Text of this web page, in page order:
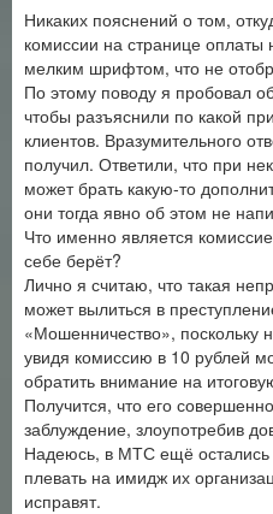
Никаких пояснений о том,
комиссии на странице оплаты
мелким шрифтом, что не
По этому поводу я пробовал
чтобы разъяснили по какой
клиентов. Вразумительного
получил. Ответили, что при
может брать какую-то
они тогда явно об этом не
Что именно является
себе берёт?
Лично я считаю, что такая
может вылиться в
«Мошенничество», поскольку
увидя комиссию в 10 рублей
обратить внимание на
Получится, что его
заблуждение, злоупотребив
Надеюсь, в МТС ещё остались
плевать на имидж их
исправят.